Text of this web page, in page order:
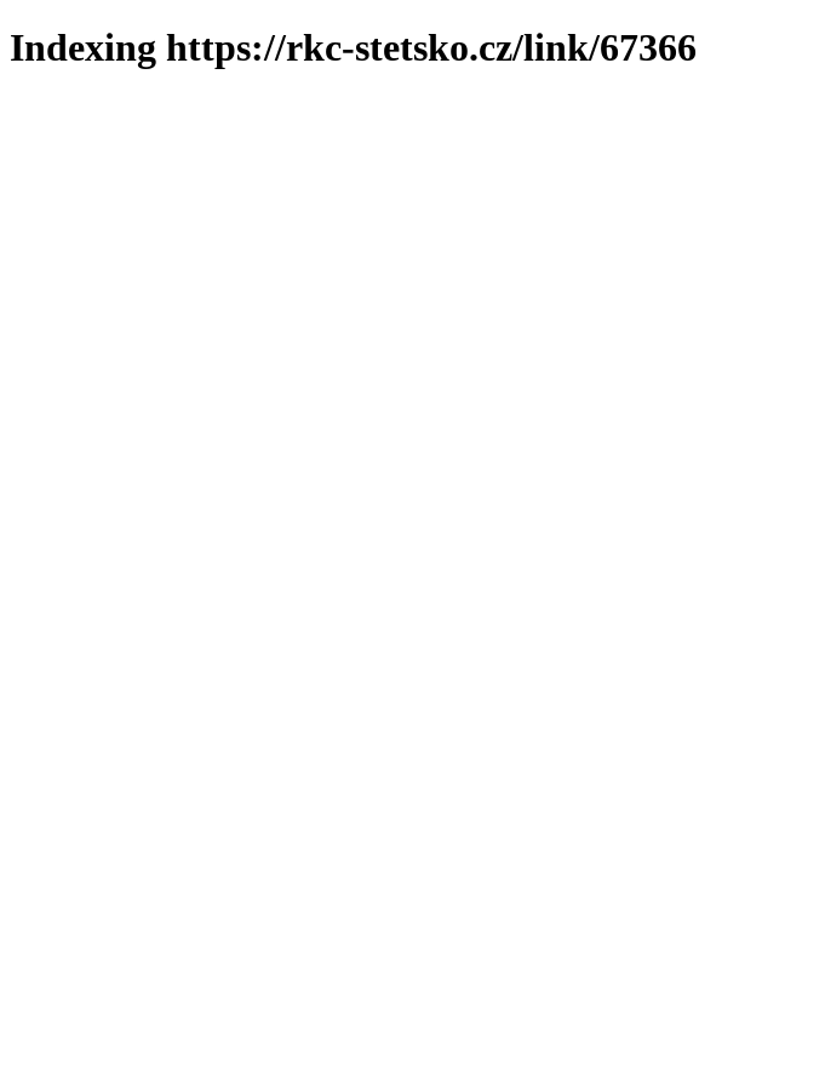
Indexing https://rkc-stetsko.cz/link/67366